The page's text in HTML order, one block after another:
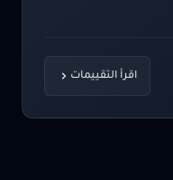
اقرأ التقييمات